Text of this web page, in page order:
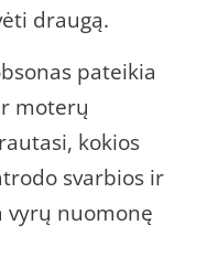
draugą.
pateikia
moterų
kokios
svarbios ir
vyrų nuomonę